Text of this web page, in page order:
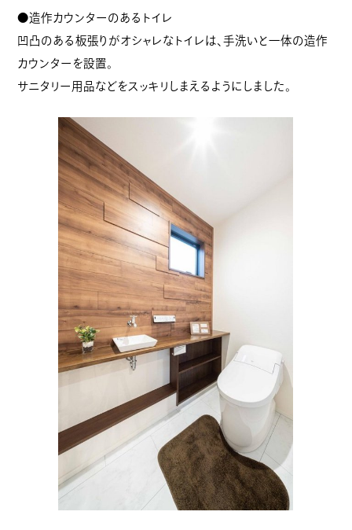
●造作カウンターのあるトイレ
凹凸のある板張りがオシャレなトイレは、手洗いと一体の造作
カウンターを設置。
サニタリー用品などをスッキリしまえるようにしました。